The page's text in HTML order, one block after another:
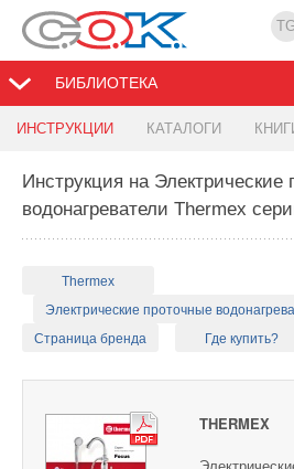
TG
БИБЛИОТЕКА
ИНСТРУКЦИИ КАТАЛОГИ
Инструкция на Электрические
водонагреватели Thermex
Thermex
Электрические проточные
Страница бренда
Где купить?
THERMEX